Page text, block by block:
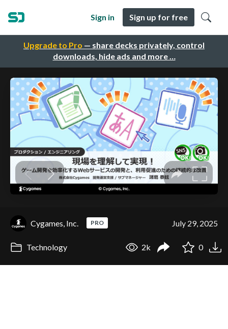
Upgrade to Pro — share decks privately, control
downloads, hide ads and more …
Sign in Sign up for free
Cygames, Inc. PRO July 29, 2025
Technology 2k 0